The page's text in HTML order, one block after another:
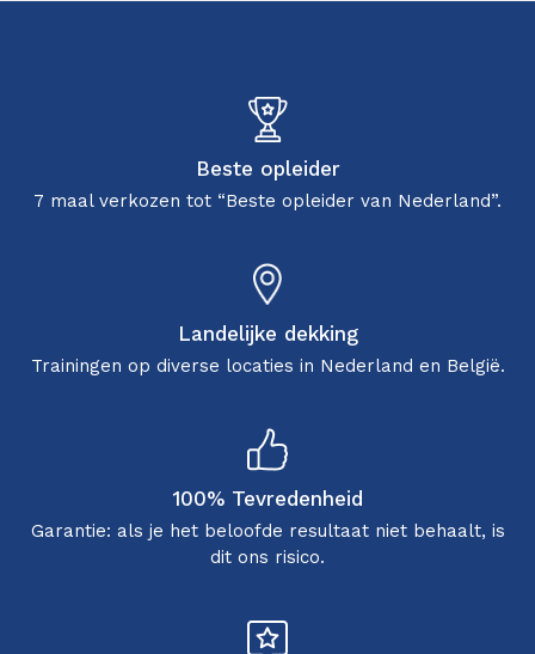
Beste opleider
7 maal verkozen tot “Beste opleider van Nederland”.
Landelijke dekking
Trainingen op diverse locaties in Nederland en België.
100% Tevredenheid
Garantie: als je het beloofde resultaat niet behaalt, is
dit ons risico.